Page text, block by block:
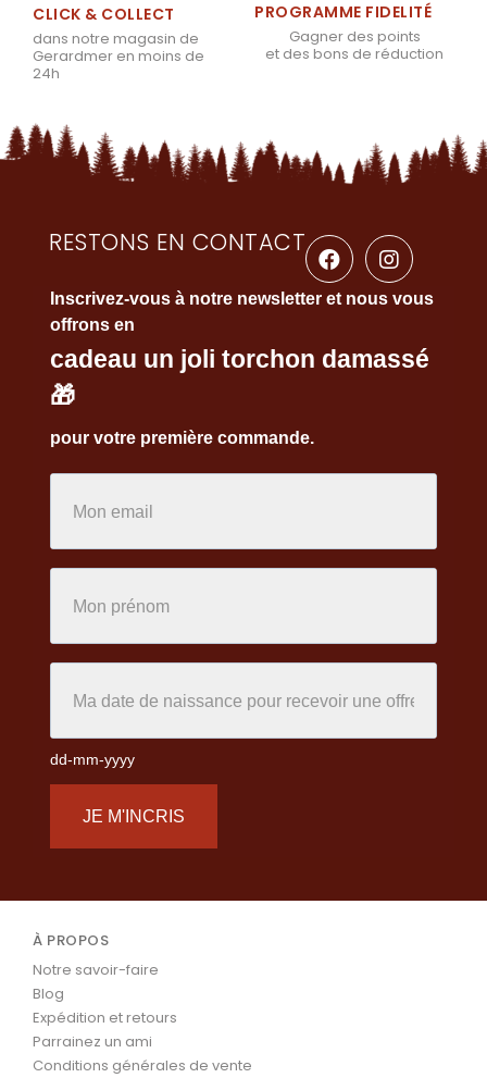
CLICK & COLLECT
dans notre magasin de
Gerardmer en moins de
24h
PROGRAMME FIDELITÉ
Gagner des points
et des bons de réduction
RESTONS EN CONTACT
Inscrivez-vous à notre newsletter et nous vous
offrons en
cadeau un joli torchon damassé
🎁
pour votre première commande.
dd-mm-yyyy
JE M'INCRIS
À PROPOS
Notre savoir-faire
Blog
Expédition et retours
Parrainez un ami
Conditions générales de vente